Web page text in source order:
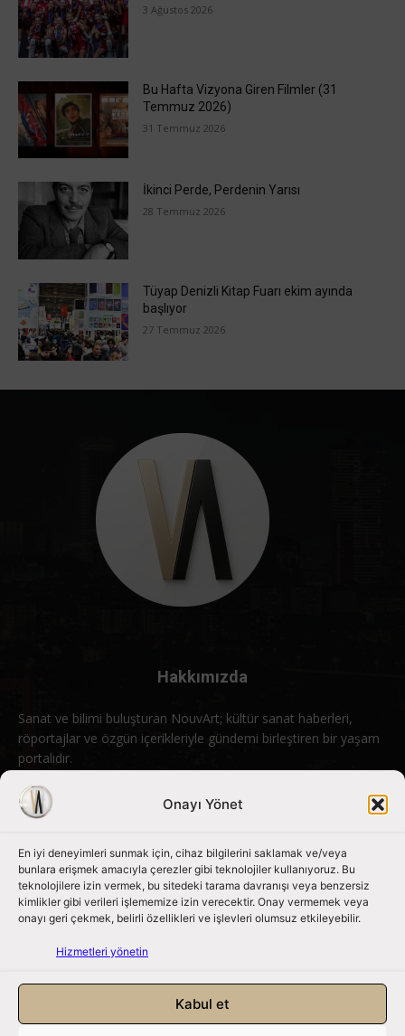
Onayı Yönet
En iyi deneyimleri sunmak için, cihaz bilgilerini saklamak ve/veya
bunlara erişmek amacıyla çerezler gibi teknolojiler kullanıyoruz. Bu
teknolojilere izin vermek, bu sitedeki tarama davranışı veya benzersiz
kimlikler gibi verileri işlememize izin verecektir. Onay vermemek veya
onayı geri çekmek, belirli özellikleri ve işlevleri olumsuz etkileyebilir.
Hizmetleri yönetin
Kabul et
3 Ağustos 2026
Bu Hafta Vizyona Giren Filmler (31
Temmuz 2026)
31 Temmuz 2026
İkinci Perde, Perdenin Yarısı
28 Temmuz 2026
Tüyap Denizli Kitap Fuarı ekim ayında
başlıyor
27 Temmuz 2026
Hakkımızda
Sanat ve bilimi buluşturan NouvArt; kültür sanat haberleri,
röportajlar ve özgün içerikleriyle gündemi birleştiren bir yaşam
portalıdır.
Bizimle iletişime geçin: info@nouvart.net
Bizi Takip Edin